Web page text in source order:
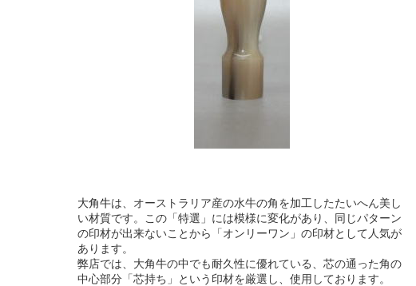
大角牛は、オーストラリア産の水牛の角を加工したたいへん美し
い材質です。この「特選」には模様に変化があり、同じパターン
の印材が出来ないことから「オンリーワン」の印材として人気が
あります。
弊店では、大角牛の中でも耐久性に優れている、芯の通った角の
中心部分「芯持ち」という印材を厳選し、使用しております。